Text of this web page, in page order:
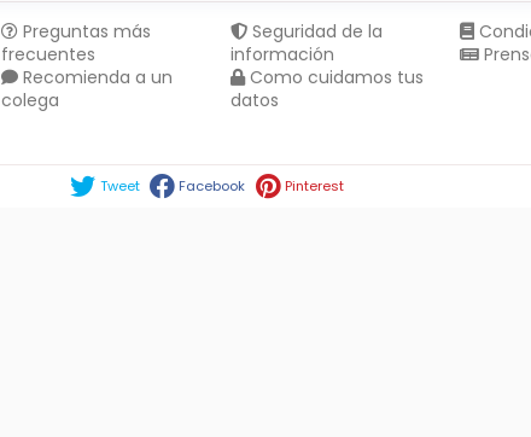
Preguntas más
frecuentes
Recomienda a un
colega
Seguridad de la
información
Como cuidamos tus
datos
Tweet Facebook Pinterest